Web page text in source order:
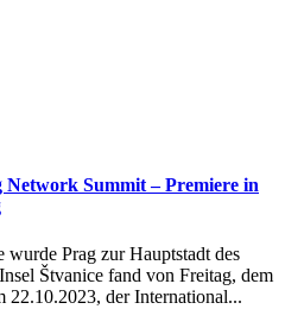
Summit – Premiere in
wurde Prag zur Hauptstadt des
Štvanice fand von Freitag, dem
22.10.2023, der International...